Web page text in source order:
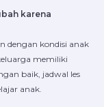
karena
dengan kondisi anak
memiliki
baik, jadwal les
anak.